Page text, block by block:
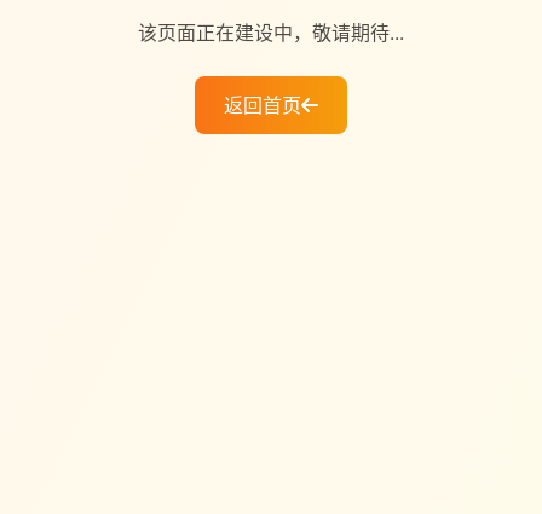
该页面正在建设中，敬请期待...
返回首页